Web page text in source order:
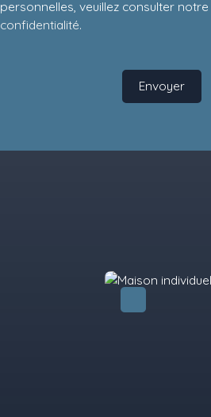
personnelles, veuillez consulter notre
confidentialité.
Envoyer